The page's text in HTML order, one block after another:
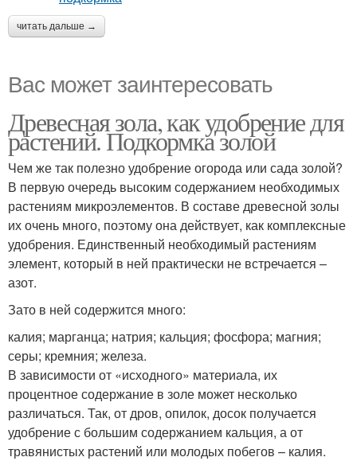
читать дальше →
Вас может заинтересовать
Древесная зола, как удобрение для
растений. Подкормка золой
Чем же так полезно удобрение огорода или сада золой?
В первую очередь высоким содержанием необходимых
растениям микроэлементов. В составе древесной золы
их очень много, поэтому она действует, как комплексные
удобрения. Единственный необходимый растениям
элемент, который в ней практически не встречается –
азот.
Зато в ней содержится много:
калия; марганца; натрия; кальция; фосфора; магния;
серы; кремния; железа.
В зависимости от «исходного» материала, их
процентное содержание в золе может несколько
различаться. Так, от дров, опилок, досок получается
удобрение с большим содержанием кальция, а от
травянистых растений или молодых побегов – калия.